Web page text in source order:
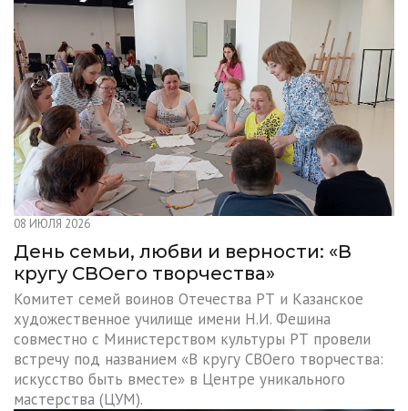
08 ИЮЛЯ 2026
День семьи, любви и верности: «В
кругу СВОего творчества»
Комитет семей воинов Отечества РТ и Казанское
художественное училище имени Н.И. Фешина
совместно с Министерством культуры РТ провели
встречу под названием «В кругу СВОего творчества:
искусство быть вместе» в Центре уникального
мастерства (ЦУМ).